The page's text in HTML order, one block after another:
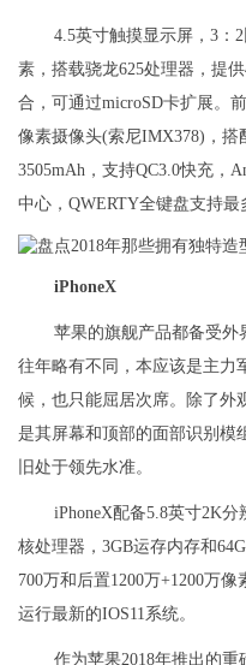
4.5英寸触摸显示屏，3：
素，搭载骁龙625处理器，提
合，可通过microSD卡扩展。
像素摄像头(索尼IMX378)，搭
3505mAh，支持QC3.0快充，
中心，QWERTY全键盘支持最
iPhoneX
苹果的旗舰产品都备受外
往年略有不同，本应该是主力
候，也只能屈居次席。除了外
是其屏幕和顶部的面部识别模
旧处于领先水准。
iPhoneX配备5.8英寸2K
核处理器，3GB运存内存和
700万和后置1200万+1200万
运行最新的IOS11系统。
作为苹果2018年推出的重